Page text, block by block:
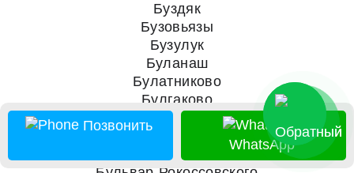
Буздяк
Бузовьязы
Бузулук
Буланаш
Булатниково
Булгаково
Булыгино
Бульвар-Адмирала-Ушакова
Бульвар-Дмитрия-Донского
Позвонить
WhatsApp